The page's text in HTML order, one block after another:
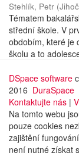
Stehlík, Petr (
Tématem
střední škole. V
obdobím, které je
školu a to
DSpace software
2016 DuraSpace
Kontaktujte nás |
Na tomto webu
pouze cookies
zajištění
není nutné získat